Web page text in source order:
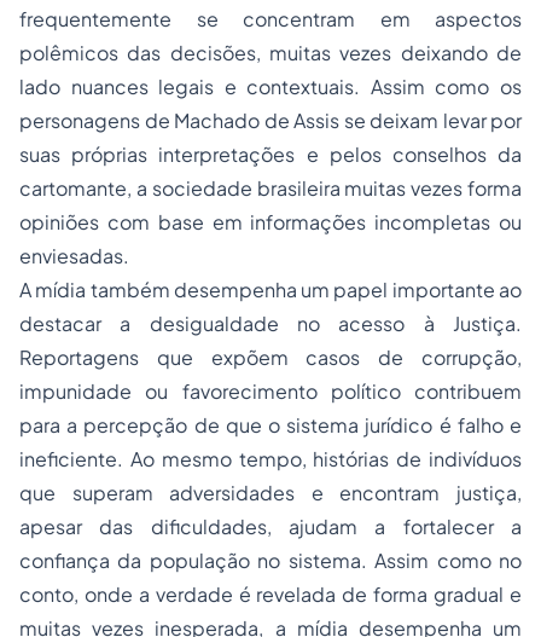
frequentemente se concentram em aspectos
polêmicos das decisões, muitas vezes deixando de
lado nuances legais e contextuais. Assim como os
personagens de Machado de Assis se deixam levar por
suas próprias interpretações e pelos conselhos da
cartomante, a sociedade brasileira muitas vezes forma
opiniões com base em informações incompletas ou
enviesadas.
A mídia também desempenha um papel importante ao
destacar a desigualdade no acesso à Justiça.
Reportagens que expõem casos de corrupção,
impunidade ou favorecimento político contribuem
para a percepção de que o sistema jurídico é falho e
ineficiente. Ao mesmo tempo, histórias de indivíduos
que superam adversidades e encontram justiça,
apesar das dificuldades, ajudam a fortalecer a
confiança da população no sistema. Assim como no
conto, onde a verdade é revelada de forma gradual e
muitas vezes inesperada, a mídia desempenha um